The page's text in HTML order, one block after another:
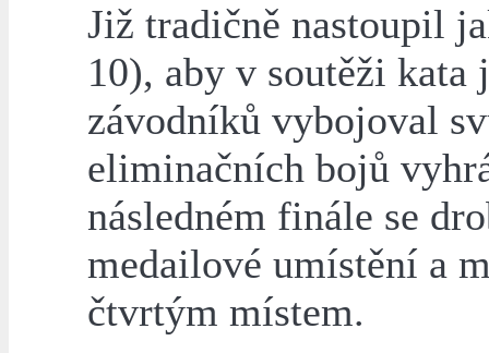
Již tradičně nastoupil
10), aby v soutěži
závodníků vybojoval
eliminačních bojů
následném finále se
medailové umístění a
čtvrtým místem.